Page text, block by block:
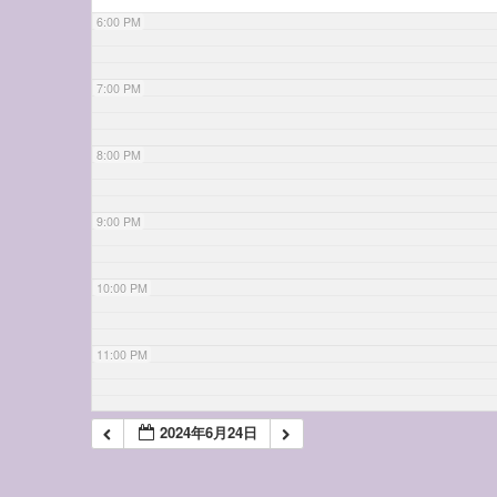
6:00 PM
7:00 PM
8:00 PM
9:00 PM
10:00 PM
11:00 PM
2024年6月24日